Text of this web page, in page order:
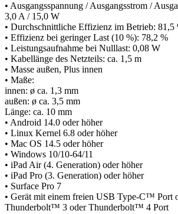
• Ausgangsspannung / Ausgangsstrom /
3,0 A / 15,0 W
• Durchschnittliche Effizienz im Betrieb: 81,5
• Effizienz bei geringer Last (10 %): 78,2 %
• Leistungsaufnahme bei Nulllast: 0,08 W
• Kabellänge des Netzteils: ca. 1,5 m
• Masse außen, Plus innen
• Maße:
innen: ø ca. 1,3 mm
außen: ø ca. 3,5 mm
Länge: ca. 10 mm
• Android 14.0 oder höher
• Linux Kernel 6.8 oder höher
• Mac OS 14.5 oder höher
• Windows 10/10-64/11
• iPad Air (4. Generation) oder höher
• iPad Pro (3. Generation) oder höher
• Surface Pro 7
• Gerät mit einem freien USB Type-C™ Port
Thunderbolt™ 3 oder Thunderbolt™ 4 Port